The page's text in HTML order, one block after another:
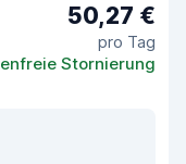
50,27 €
pro Tag
Stornierung